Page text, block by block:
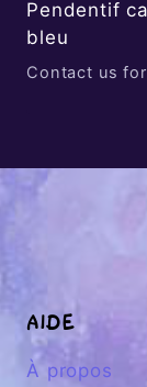
Pendentif
bleu
Contact us
AIDE
À propos